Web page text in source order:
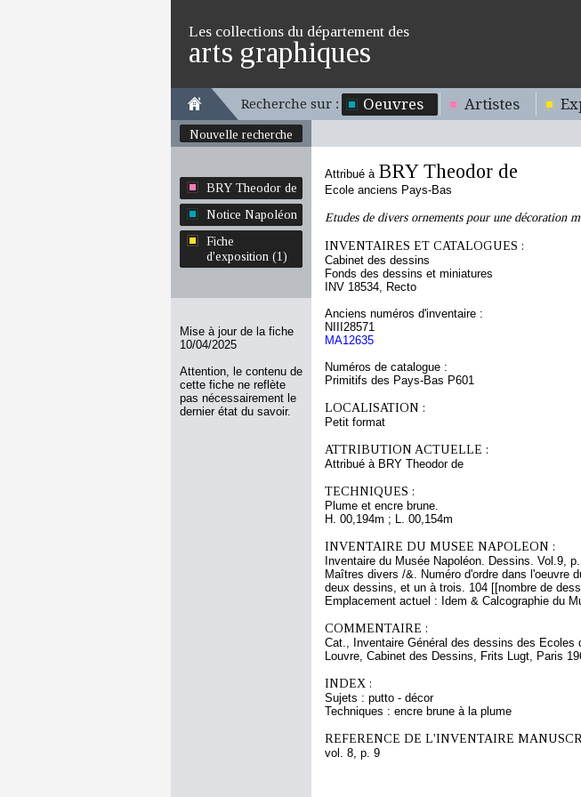
Les collections du département des
arts graphiques
Recherche sur : Oeuvres Artistes
Nouvelle recherche
BRY Theodor de
Notice Napoléon
Fiche
d'exposition (1)
Mise à jour de la fiche
10/04/2025
Attention, le contenu de
cette fiche ne reflète
pas nécessairement le
dernier état du savoir.
Attribué à BRY Theodor de
Ecole anciens Pays-Bas
Etudes de divers ornements pour une décoration
INVENTAIRES ET CATALOGUES :
Cabinet des dessins
Fonds des dessins et miniatures
INV 18534, Recto
Anciens numéros d'inventaire :
NIII28571
MA12635
Numéros de catalogue :
Primitifs des Pays-Bas P601
LOCALISATION :
Petit format
ATTRIBUTION ACTUELLE :
Attribué à BRY Theodor de
TECHNIQUES :
Plume et encre brune.
H. 00,194m ; L. 00,154m
INVENTAIRE DU MUSEE NAPOLEON :
Inventaire du Musée Napoléon. Dessins. Vol.9,
Maîtres divers /&. Numéro d'ordre dans l'oeuvre
deux dessins, et un à trois. 104 [[nombre de
Emplacement actuel : Idem & Calcographie du
COMMENTAIRE :
Cat., Inventaire Général des dessins des
Louvre, Cabinet des Dessins, Frits Lugt, Paris
INDEX :
Sujets : putto - décor
Techniques : encre brune à la plume
REFERENCE DE L'INVENTAIRE
vol. 8, p. 9